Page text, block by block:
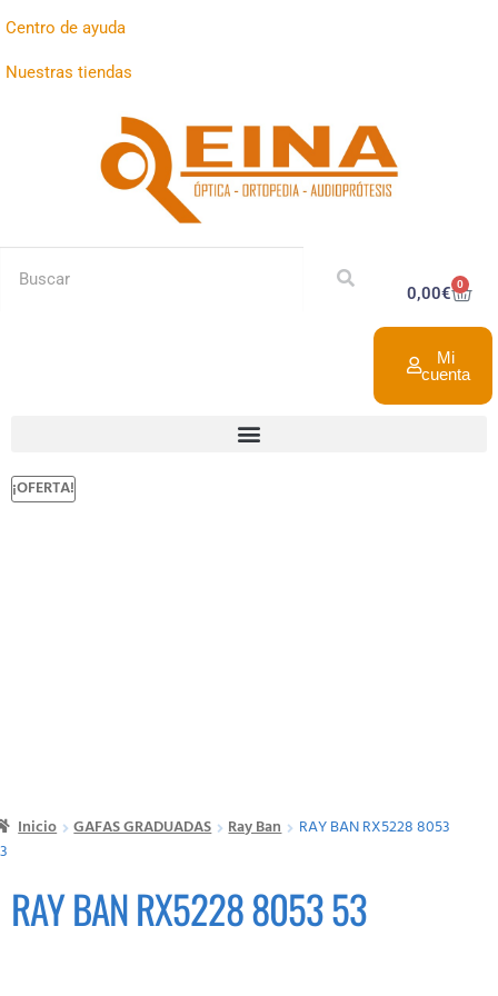
Centro de ayuda
Nuestras tiendas
0,00€ 0
Mi
cuenta
¡OFERTA!
Inicio GAFAS GRADUADAS Ray Ban
RAY BAN RX5228 8053
RAY BAN RX5228 8053 53